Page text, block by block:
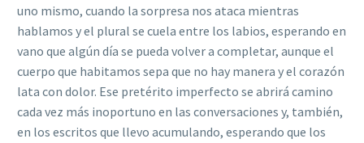
uno mismo, cuando la sorpresa nos ataca mientras
hablamos y el plural se cuela entre los labios, esperando en
vano que algún día se pueda volver a completar, aunque el
cuerpo que habitamos sepa que no hay manera y el corazón
lata con dolor. Ese pretérito imperfecto se abrirá camino
cada vez más inoportuno en las conversaciones y, también,
en los escritos que llevo acumulando, esperando que los